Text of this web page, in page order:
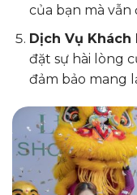
của bạn mà
Dịch Vụ Khách
đặt sự hài lòng
đảm bảo mang